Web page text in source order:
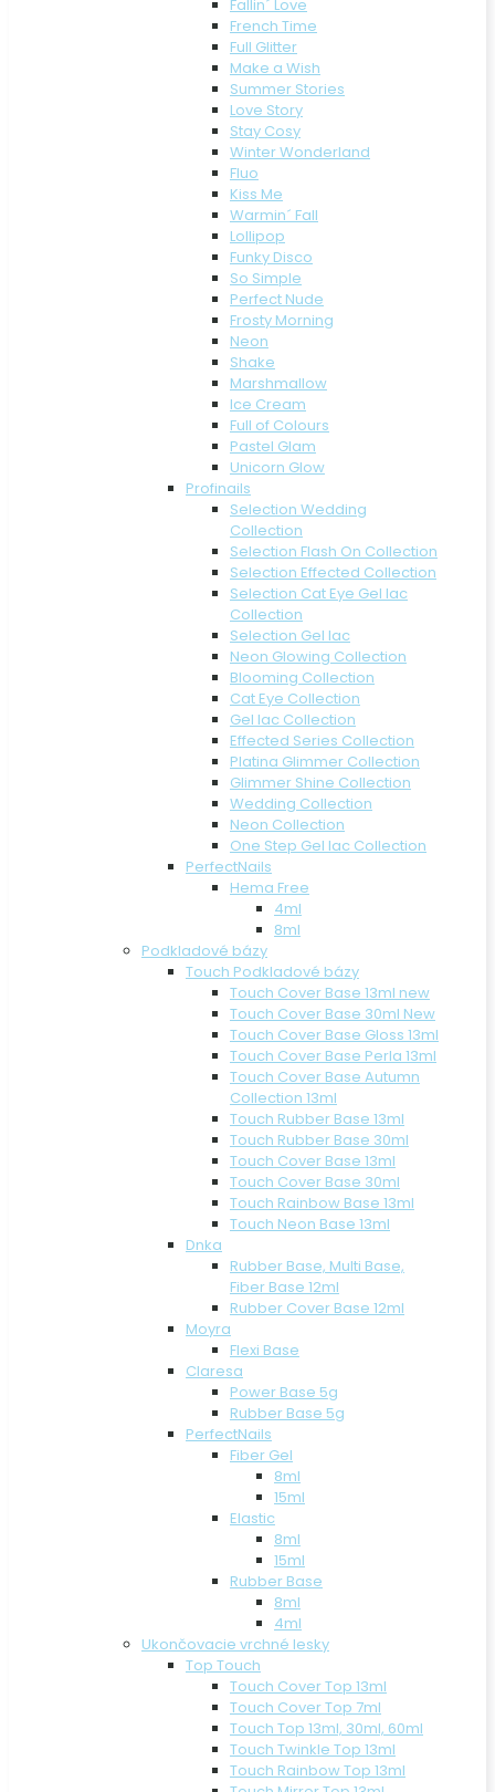
Fallin´ Love
French Time
Full Glitter
Make a Wish
Summer Stories
Love Story
Stay Cosy
Winter Wonderland
Fluo
Kiss Me
Warmin´ Fall
Lollipop
Funky Disco
So Simple
Perfect Nude
Frosty Morning
Neon
Shake
Marshmallow
Ice Cream
Full of Colours
Pastel Glam
Unicorn Glow
Profinails
Selection Wedding
Collection
Selection Flash On Collection
Selection Effected Collection
Selection Cat Eye Gel lac
Collection
Selection Gel lac
Neon Glowing Collection
Blooming Collection
Cat Eye Collection
Gel lac Collection
Effected Series Collection
Platina Glimmer Collection
Glimmer Shine Collection
Wedding Collection
Neon Collection
One Step Gel lac Collection
PerfectNails
Hema Free
4ml
8ml
Podkladové bázy
Touch Podkladové bázy
Touch Cover Base 13ml new
Touch Cover Base 30ml New
Touch Cover Base Gloss 13ml
Touch Cover Base Perla 13ml
Touch Cover Base Autumn
Collection 13ml
Touch Rubber Base 13ml
Touch Rubber Base 30ml
Touch Cover Base 13ml
Touch Cover Base 30ml
Touch Rainbow Base 13ml
Touch Neon Base 13ml
Dnka
Rubber Base, Multi Base,
Fiber Base 12ml
Rubber Cover Base 12ml
Moyra
Flexi Base
Claresa
Power Base 5g
Rubber Base 5g
PerfectNails
Fiber Gel
8ml
15ml
Elastic
8ml
15ml
Rubber Base
8ml
4ml
Ukončovacie vrchné lesky
Top Touch
Touch Cover Top 13ml
Touch Cover Top 7ml
Touch Top 13ml, 30ml, 60ml
Touch Twinkle Top 13ml
Touch Rainbow Top 13ml